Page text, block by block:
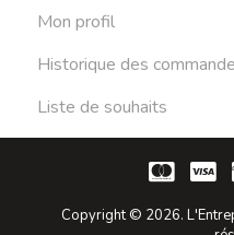
Mon profil
Historique des
Liste de souhaits
Copyright © 2026.